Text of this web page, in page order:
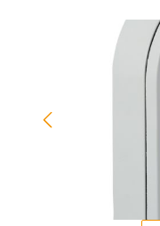
Bildergalerie überspringen